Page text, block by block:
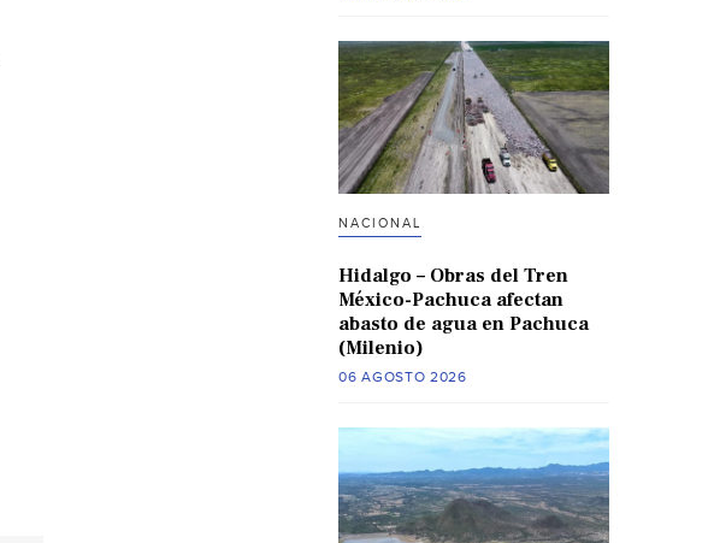
NACIONAL
Hidalgo – Obras del Tren
México-Pachuca afectan
abasto de agua en Pachuca
(Milenio)
06 AGOSTO 2026